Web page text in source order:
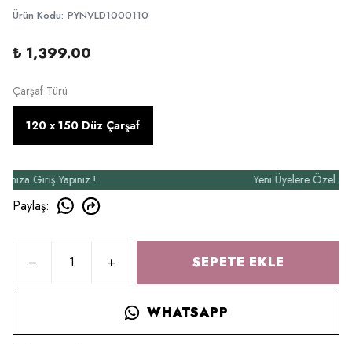
Ürün Kodu: PYNVLD1000110
₺ 1,399.00
Çarşaf Türü
120 x 150 Düz Çarşaf
Giriş Yapınız.! Yeni Üyelere Özel 50₺
Paylaş:
SEPETE EKLE
WHATSAPP